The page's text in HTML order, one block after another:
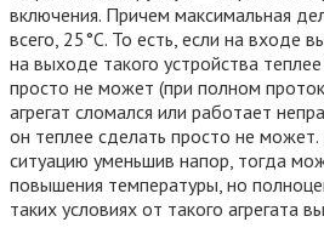
включения. Причем максимальная
всего, 25°C. То есть, если на входе
на выходе такого устройства
просто не может (при полном
агрегат сломался или работает
он теплее сделать просто не
ситуацию уменьшив напор, тогда
повышения температуры, но
таких условиях от такого агрегата